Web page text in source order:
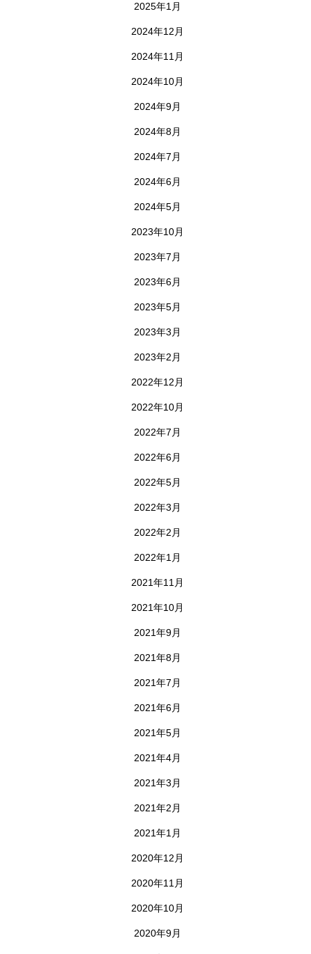
2025年1月
2024年12月
2024年11月
2024年10月
2024年9月
2024年8月
2024年7月
2024年6月
2024年5月
2023年10月
2023年7月
2023年6月
2023年5月
2023年3月
2023年2月
2022年12月
2022年10月
2022年7月
2022年6月
2022年5月
2022年3月
2022年2月
2022年1月
2021年11月
2021年10月
2021年9月
2021年8月
2021年7月
2021年6月
2021年5月
2021年4月
2021年3月
2021年2月
2021年1月
2020年12月
2020年11月
2020年10月
2020年9月